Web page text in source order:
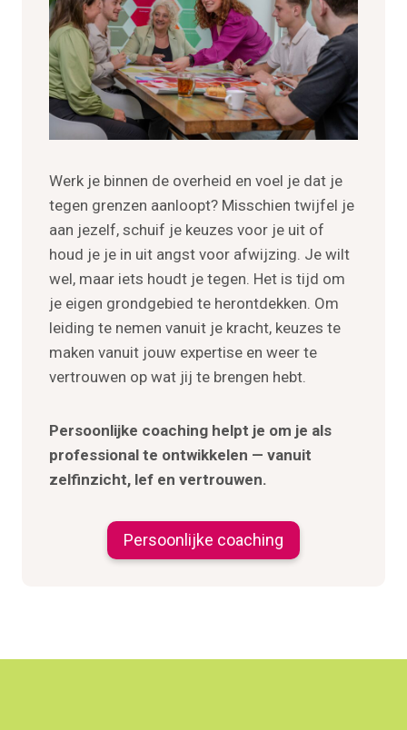
Werk je binnen de overheid en voel je dat je
tegen grenzen aanloopt? Misschien twijfel je
aan jezelf, schuif je keuzes voor je uit of
houd je je in uit angst voor afwijzing. Je wilt
wel, maar iets houdt je tegen. Het is tijd om
je eigen grondgebied te herontdekken. Om
leiding te nemen vanuit je kracht, keuzes te
maken vanuit jouw expertise en weer te
vertrouwen op wat jij te brengen hebt.
Persoonlijke coaching helpt je om je als
professional te ontwikkelen — vanuit
zelfinzicht, lef en vertrouwen.
Persoonlijke coaching